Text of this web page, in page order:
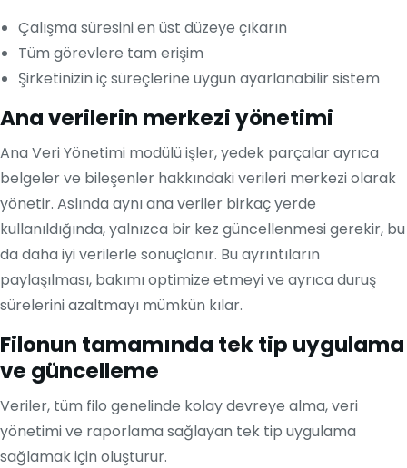
Çalışma süresini en üst düzeye çıkarın
Tüm görevlere tam erişim
Şirketinizin iç süreçlerine uygun ayarlanabilir sistem
Ana verilerin merkezi yönetimi
Ana Veri Yönetimi modülü işler, yedek parçalar ayrıca
belgeler ve bileşenler hakkındaki verileri merkezi olarak
yönetir. Aslında aynı ana veriler birkaç yerde
kullanıldığında, yalnızca bir kez güncellenmesi gerekir, bu
da daha iyi verilerle sonuçlanır. Bu ayrıntıların
paylaşılması, bakımı optimize etmeyi ve ayrıca duruş
sürelerini azaltmayı mümkün kılar.
Filonun tamamında tek tip uygulama
ve güncelleme
Veriler, tüm filo genelinde kolay devreye alma, veri
yönetimi ve raporlama sağlayan tek tip uygulama
sağlamak için oluşturur.